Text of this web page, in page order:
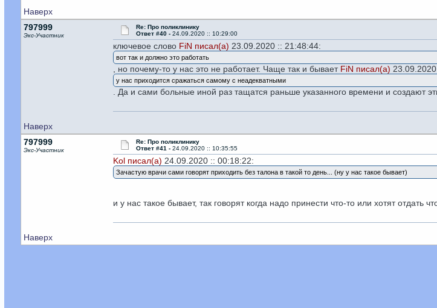
Наверх
797999
Экс-Участник
Re: Про поликлинику
Ответ #40 - 24.09.2020 :: 10:29:00
ключевое слово FiN писал(а) 23.09.2020 :: 21:48:44:
вот так и должно это работать
, но почему-то у нас это не работает. Чаще так и бывает FiN писал(а)
у нас приходится сражаться самому с неадекватными
. Да и сами больные иной раз тащатся раньше указанного времени и создают
Наверх
797999
Экс-Участник
Re: Про поликлинику
Ответ #41 - 24.09.2020 :: 10:35:55
Kol писал(а) 24.09.2020 :: 00:18:22:
Зачастую врачи сами говорят приходить без талона в такой то день... (ну у нас такое бывает)
и у нас такое бывает, так говорят когда надо принести что-то или хотят
Наверх